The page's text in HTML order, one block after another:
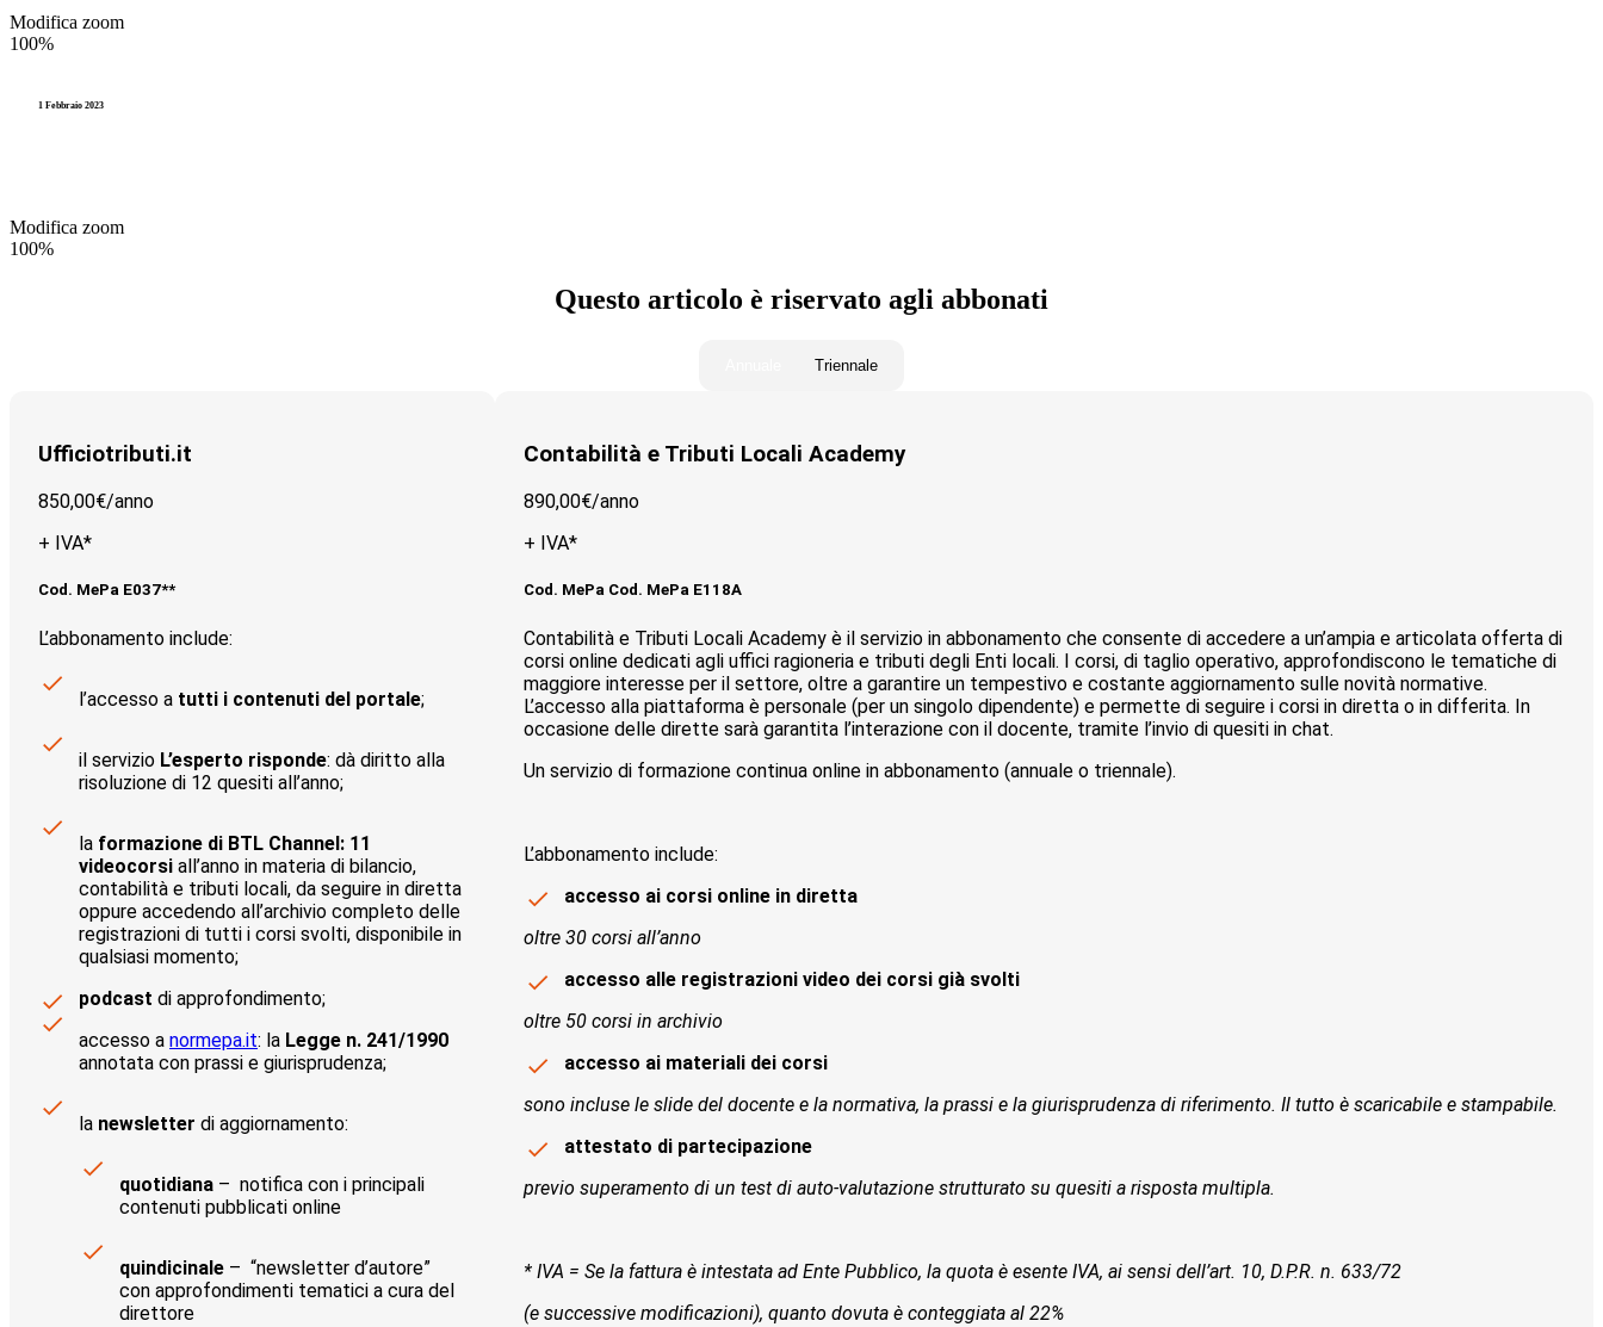
Riscossione
Modifica zoom
100%
1 Febbraio 2023
Modifica zoom
100%
Questo articolo è riservato agli abbonati
Triennale
Ufficiotributi.it
850,00€/anno
+ IVA*
Cod. MePa E037**
L’abbonamento include:
l’accesso a tutti i contenuti del portale;
il servizio L’esperto risponde: dà diritto alla
risoluzione di 12 quesiti all’anno;
la formazione di BTL Channel: 11
videocorsi all’anno in materia di bilancio,
contabilità e tributi locali, da seguire in diretta
oppure accedendo all’archivio completo delle
registrazioni di tutti i corsi svolti, disponibile in
qualsiasi momento;
podcast di approfondimento;
accesso a normepa.it: la Legge n. 241/1990
annotata con prassi e giurisprudenza;
la newsletter di aggiornamento:
quotidiana – notifica con i principali
contenuti pubblicati online
quindicinale – “newsletter d’autore”
con approfondimenti tematici a cura del
direttore
Contabilità e Tributi Locali Academy
890,00€/anno
+ IVA*
Cod. MePa Cod. MePa E118A
Contabilità e Tributi Locali Academy è il servizio in abbonamento che consente di accedere a un’ampia e articolata offerta di
corsi online dedicati agli uffici ragioneria e tributi degli Enti locali. I corsi, di taglio operativo, approfondiscono le tematiche di
maggiore interesse per il settore, oltre a garantire un tempestivo e costante aggiornamento sulle novità normative.
L’accesso alla piattaforma è personale (per un singolo dipendente) e permette di seguire i corsi in diretta o in differita. In
occasione delle dirette sarà garantita l’interazione con il docente, tramite l’invio di quesiti in chat.
Un servizio di formazione continua online in abbonamento (annuale o triennale).
L’abbonamento include:
accesso ai corsi online in diretta
oltre 30 corsi all’anno
accesso alle registrazioni video dei corsi già svolti
oltre 50 corsi in archivio
accesso ai materiali dei corsi
sono incluse le slide del docente e la normativa, la prassi e la giurisprudenza di riferimento. Il tutto è scaricabile e stampabile.
attestato di partecipazione
previo superamento di un test di auto-valutazione strutturato su quesiti a risposta multipla.
* IVA = Se la fattura è intestata ad Ente Pubblico, la quota è esente IVA, ai sensi dell’art. 10, D.P.R. n. 633/72
(e successive modificazioni), quanto dovuta è conteggiata al 22%